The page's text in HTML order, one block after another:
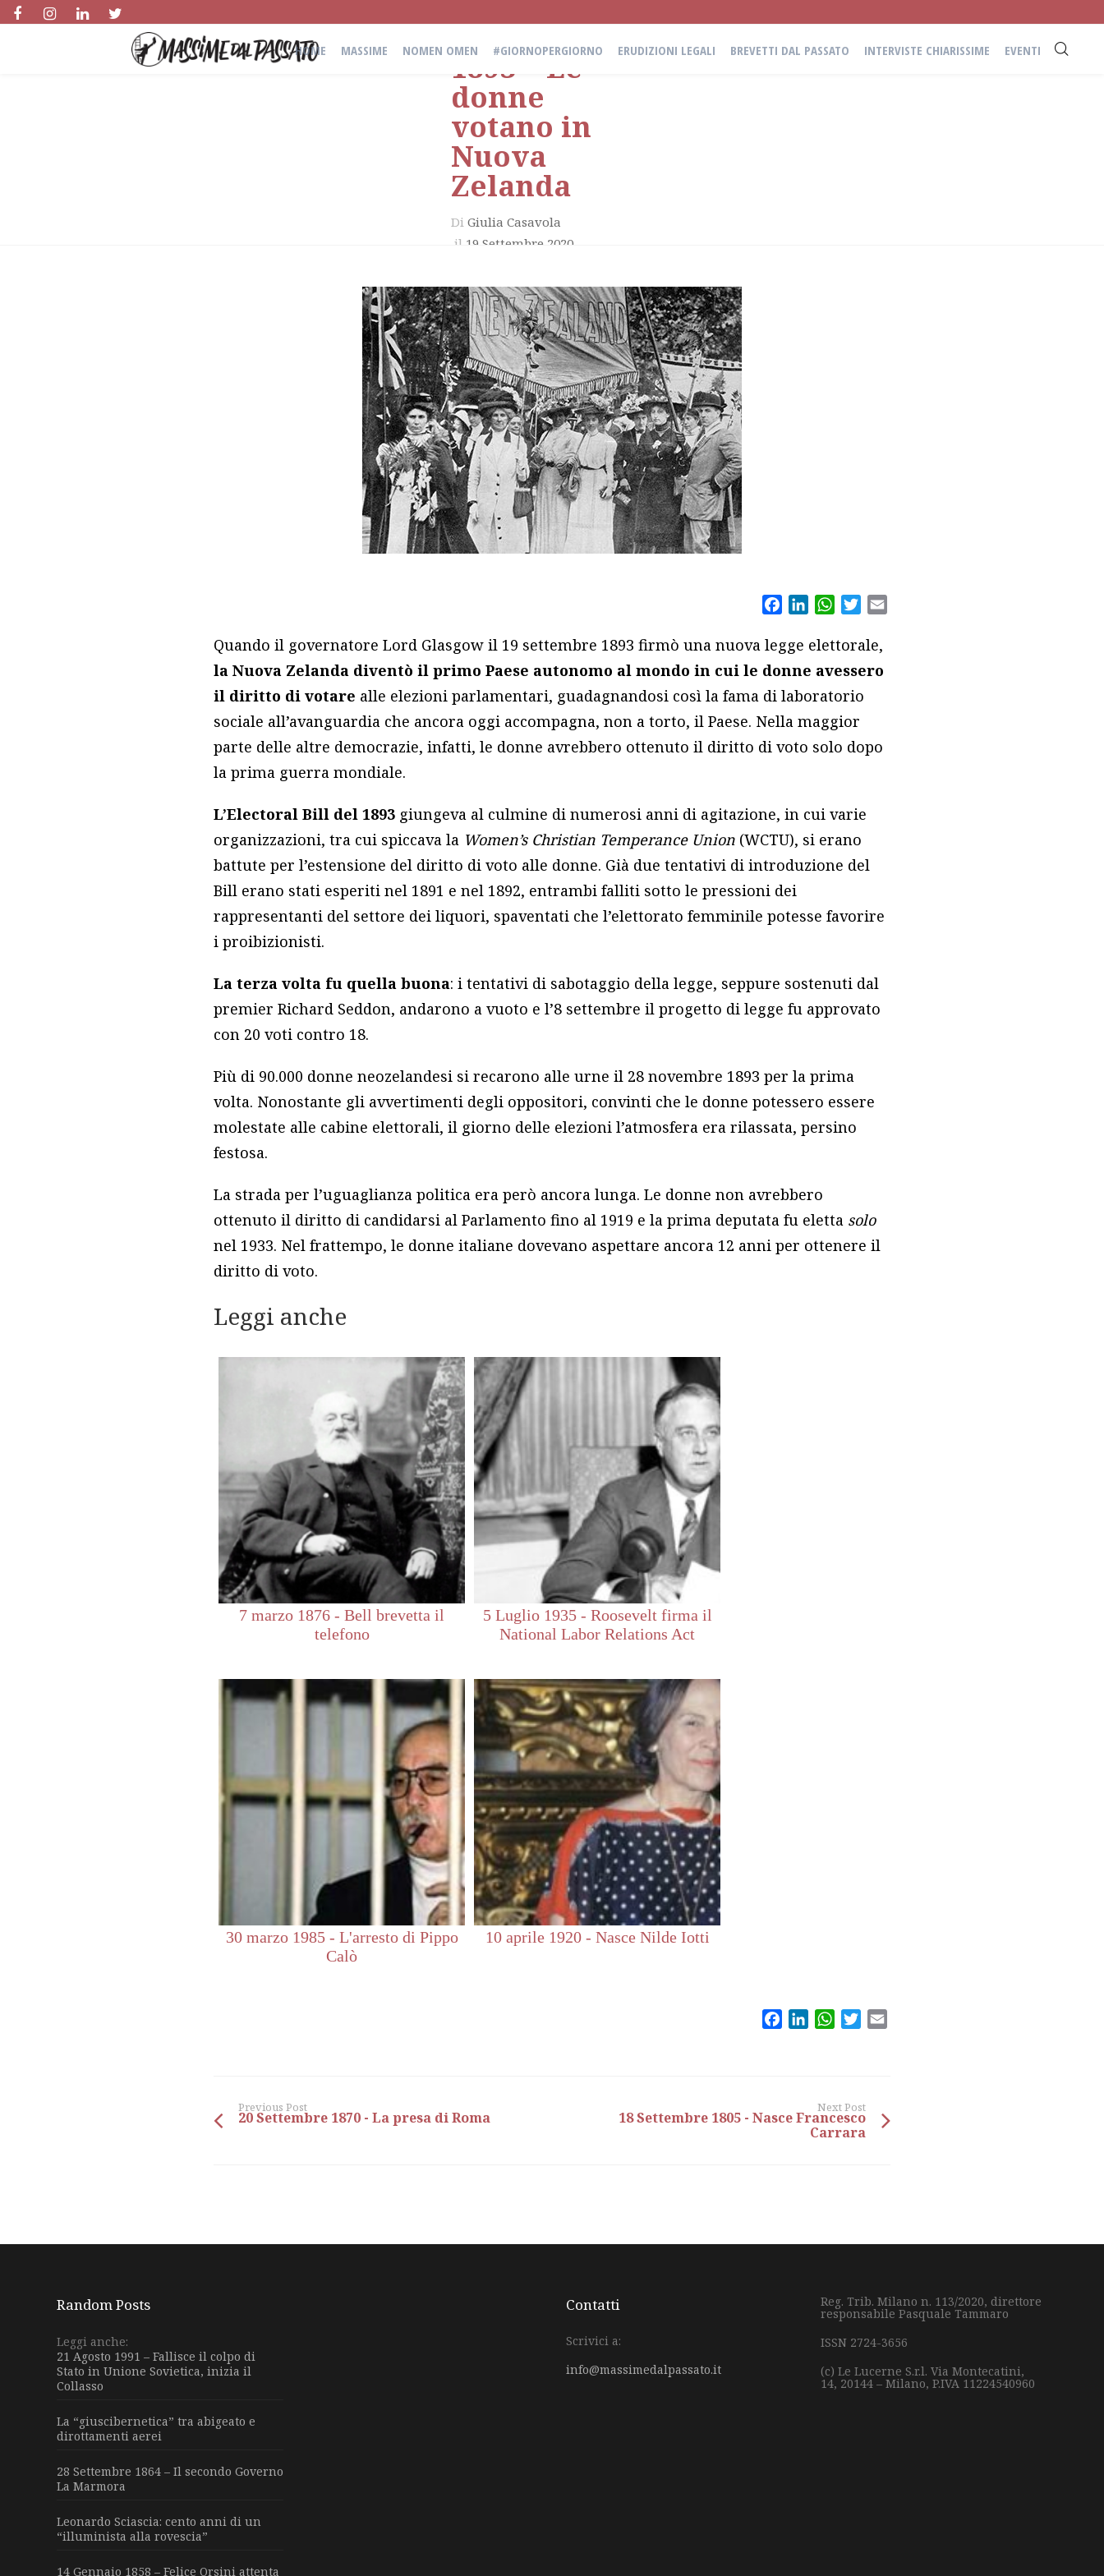
HOME MASSIME NOMEN OMEN #GIORNOPERGIORNO ERUDIZIONI LEGALI BREVETTI DAL PASSATO INTERVISTE CHIARISSIME EVENTI
19 Settembre
1893 – Le
donne
votano in
Nuova
Zelanda
Di Giulia Casavola
il 19 Settembre 2020
FacebookLinkedInWhatsApp
Twitter
Quando il governatore Lord Glasgow il 19 settembre 1893 firmò una nuova legge elettorale,
la Nuova Zelanda diventò il primo Paese autonomo al mondo in cui le donne avessero
il diritto di votare alle elezioni parlamentari, guadagnandosi così la fama di laboratorio
sociale all’avanguardia che ancora oggi accompagna, non a torto, il Paese. Nella maggior
parte delle altre democrazie, infatti, le donne avrebbero ottenuto il diritto di voto solo dopo
la prima guerra mondiale.
L’Electoral Bill del 1893 giungeva al culmine di numerosi anni di agitazione, in cui varie
organizzazioni, tra cui spiccava la Women’s Christian Temperance Union (WCTU), si erano
battute per l’estensione del diritto di voto alle donne. Già due tentativi di introduzione del
Bill erano stati esperiti nel 1891 e nel 1892, entrambi falliti sotto le pressioni dei
rappresentanti del settore dei liquori, spaventati che l’elettorato femminile potesse favorire
i proibizionisti.
La terza volta fu quella buona: i tentativi di sabotaggio della legge, seppure sostenuti dal
premier Richard Seddon, andarono a vuoto e l’8 settembre il progetto di legge fu approvato
con 20 voti contro 18.
Più di 90.000 donne neozelandesi si recarono alle urne il 28 novembre 1893 per la prima
volta. Nonostante gli avvertimenti degli oppositori, convinti che le donne potessero essere
molestate alle cabine elettorali, il giorno delle elezioni l’atmosfera era rilassata, persino
festosa.
La strada per l’uguaglianza politica era però ancora lunga. Le donne non avrebbero
ottenuto il diritto di candidarsi al Parlamento fino al 1919 e la prima deputata fu eletta solo
nel 1933. Nel frattempo, le donne italiane dovevano aspettare ancora 12 anni per ottenere il
diritto di voto.
Leggi anche
7 marzo 1876 - Bell brevetta il
telefono
5 Luglio 1935 - Roosevelt firma il
National Labor Relations Act
30 marzo 1985 - L'arresto di Pippo
Calò
10 aprile 1920 - Nasce Nilde Iotti
FacebookLinkedInWhatsApp
Twitter
Previous Post
20 Settembre 1870 - La presa di Roma
Next Post
18 Settembre 1805 - Nasce Francesco
Carrara
Random Posts
Leggi anche:
21 Agosto 1991 – Fallisce il colpo di
Stato in Unione Sovietica, inizia il
Collasso
La “giuscibernetica” tra abigeato e
dirottamenti aerei
28 Settembre 1864 – Il secondo Governo
La Marmora
Leonardo Sciascia: cento anni di un
“illuminista alla rovescia”
14 Gennaio 1858 – Felice Orsini attenta
Contatti
Scrivici a:
info@massimedalpassato.it
Reg. Trib. Milano n. 113/2020, direttore
responsabile Pasquale Tammaro
ISSN 2724-3656
(c) Le Lucerne S.r.l. Via Montecatini,
14, 20144 – Milano, P.IVA 11224540960